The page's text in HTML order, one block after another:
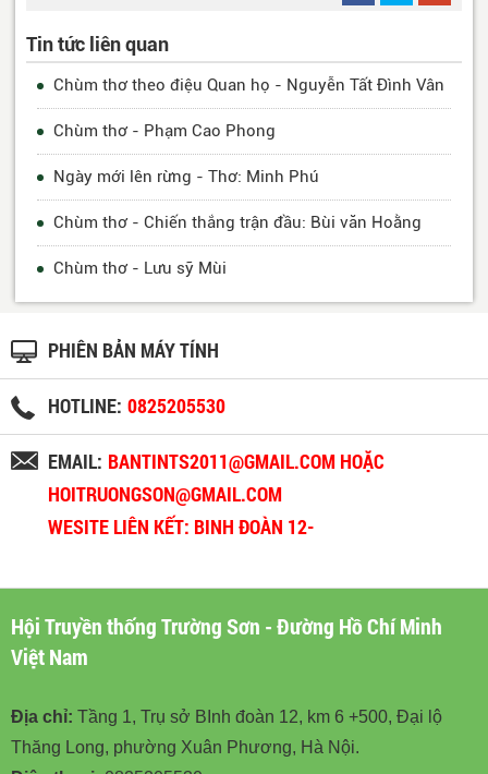
Tin tức liên quan
Chùm thơ theo điệu Quan họ - Nguyễn Tất Đình Vân
Chùm thơ - Phạm Cao Phong
Ngày mới lên rừng - Thơ: Minh Phú
Chùm thơ - Chiến thắng trận đầu: Bùi văn Hoằng
Chùm thơ - Lưu sỹ Mùi
PHIÊN BẢN MÁY TÍNH
HOTLINE: 0825205530
EMAIL: BANTINTS2011@GMAIL.COM HOẶC
HOITRUONGSON@GMAIL.COM
WESITE LIÊN KẾT: BINH ĐOÀN 12-
Hội Truyền thống Trường Sơn - Đường Hồ Chí Minh
Việt Nam
Địa chỉ: Tầng 1, Trụ sở BInh đoàn 12, km 6 +500, Đại lộ
Thăng Long, phường Xuân Phương, Hà Nội.